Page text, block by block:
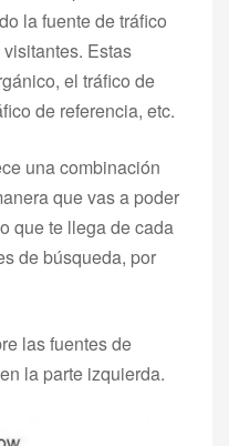
la fuente de tráfico
Estas
el tráfico de
de referencia, etc.
una combinación
que vas a poder
que te llega de cada
de búsqueda, por
las fuentes de
la parte izquierda.